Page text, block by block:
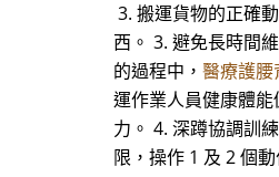
3. 搬運貨物的正確
西。 3. 避免長時間
的過程中， 醫療護腰
運作業人員健康體
力。 4. 深蹲協調訓
限，操作 1 及 2 個動